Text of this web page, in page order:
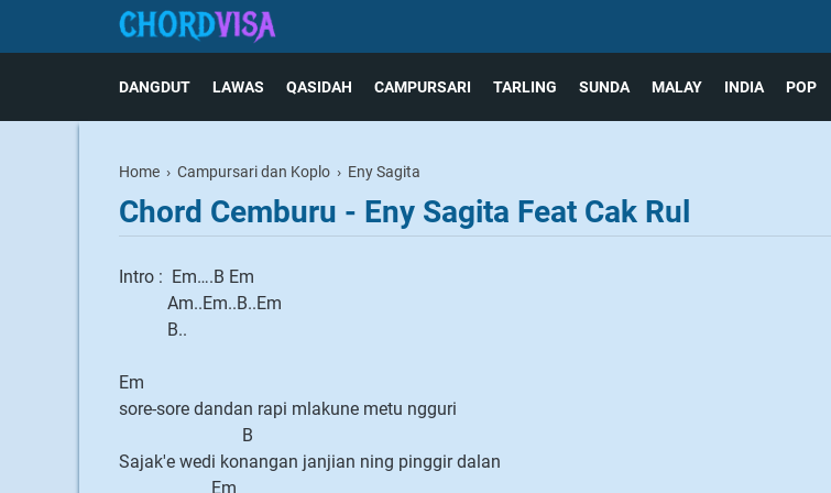
DANGDUT LAWAS QASIDAH CAMPURSARI TARLING SUNDA MALAY INDIA POP
Home › Campursari dan Koplo › Eny Sagita
Chord Cemburu - Eny Sagita Feat Cak Rul
Intro : Em….B Em
Am..Em..B..Em
B..
Em
sore-sore dandan rapi mlakune metu ngguri
B
Sajak'e wedi konangan janjian ning pinggir dalan
Em